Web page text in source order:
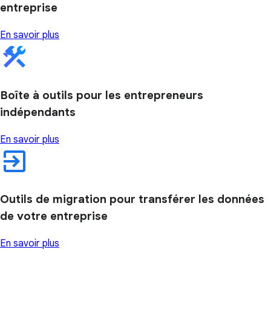
entreprise
En savoir plus
Boîte à outils pour les entrepreneurs
indépendants
En savoir plus
Outils de migration pour transférer les données
de votre entreprise
En savoir plus